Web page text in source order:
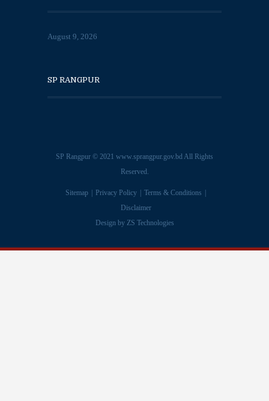
August 9, 2026
SP RANGPUR
SP Rangpur © 2021 www.sprangpur.gov.bd All Rights
Reserved.
Sitemap Privacy Policy
Terms & Conditions
Disclaimer
Design by ZS Technologies